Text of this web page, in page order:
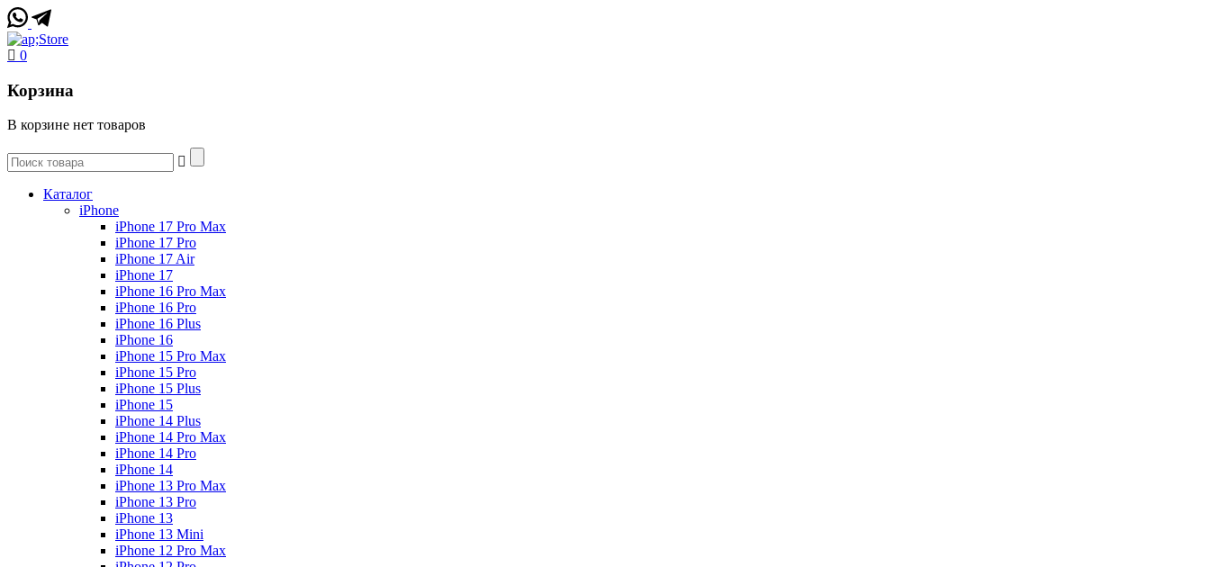
0
Корзина
В корзине нет товаров
Каталог
iPhone
iPhone 17 Pro Max
iPhone 17 Pro
iPhone 17 Air
iPhone 17
iPhone 16 Pro Max
iPhone 16 Pro
iPhone 16 Plus
iPhone 16
iPhone 15 Pro Max
iPhone 15 Pro
iPhone 15 Plus
iPhone 15
iPhone 14 Plus
iPhone 14 Pro Max
iPhone 14 Pro
iPhone 14
iPhone 13 Pro Max
iPhone 13 Pro
iPhone 13
iPhone 13 Mini
iPhone 12 Pro Max